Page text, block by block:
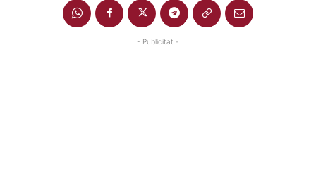
- Publicitat -